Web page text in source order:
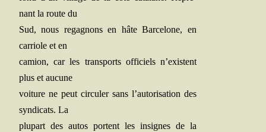
nant la route du
Sud, nous rega­gnons en hâte Bar­ce­lone, en
car­riole et en
camion, car les trans­ports offi­ciels n’existent
plus et aucune
voi­ture ne peut cir­cu­ler sans l’autorisation des
syn­di­cats. La
plu­part des autos portent les insignes de la